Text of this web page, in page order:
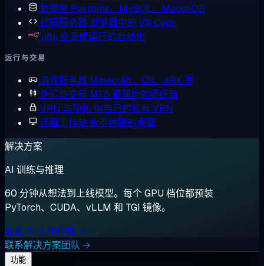
数据库 Postgres、MySQL、MongoDB
代码服务器 浏览器中的 VS Code
n8n 全天候运行的自动化
运行与交易
游戏服务器 Minecraft、CS、ARK 等
外汇与交易 MT5 紧邻你的经纪商
VPN 与隐私 你自己的私有 VPN
远程工作站 永不休眠的桌面
解决方案
AI 训练与推理
60 分钟从想法到上线模型。每个 GPU 档位都预装
PyTorch、CUDA、vLLM 和 TGI 镜像。
查看 AI 工作负载 →
联系解决方案团队 →